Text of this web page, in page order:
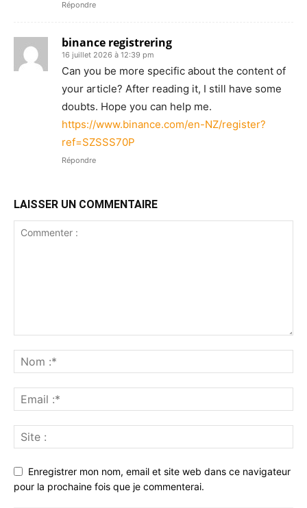
Répondre
binance registrering
16 juillet 2026 à 12:39 pm
Can you be more specific about the content of
your article? After reading it, I still have some
doubts. Hope you can help me.
https://www.binance.com/en-NZ/register?
ref=SZSSS70P
Répondre
LAISSER UN COMMENTAIRE
Enregistrer mon nom, email et site web dans ce navigateur
pour la prochaine fois que je commenterai.